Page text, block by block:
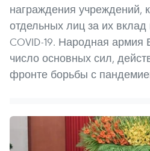
награждения учреждений,
отдельных лиц за их вклад
COVID-19. Народная
число основных сил,
фронте борьбы с